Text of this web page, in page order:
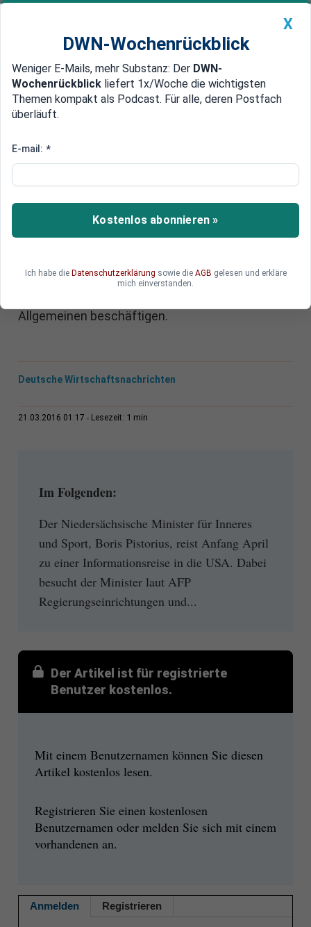
Newsticker MEIN DWN: Geldanlage Premium
Edelmetalle DWN-Magazin China
Besuch bei FBI und Facebook
Überwachung: Niedersachsen
will von US-Geheimdiensten
lernen
Der niedersächsische Minister Boris Pistorius
antreten. Bei verschiedenen Unternehmen und
Einrichtungen will er sich mit den Themen Cyber
Allgemeinen beschäftigen.
Deutsche Wirtschaftsnachrichten
21.03.2016 01:17 Lesezeit: 1 min
Im Folgenden:
Der Niedersächsische Minister für Inneres
und Sport, Boris Pistorius, reist Anfang April
zu einer Informationsreise in die USA. Dabei
besucht der Minister laut AFP
Regierungseinrichtungen und...
Der Artikel ist für registrierte
Benutzer kostenlos.
Mit einem Benutzernamen können Sie diesen
Artikel kostenlos lesen.
Registrieren Sie einen kostenlosen
Benutzernamen oder melden Sie sich mit einem
vorhandenen an.
Anmelden Registrieren
X
DWN-Wochenrückblick
Weniger E-Mails, mehr Substanz: Der DWN-
Wochenrückblick liefert 1x/Woche die wichtigsten
Themen kompakt als Podcast. Für alle, deren Postfach
überläuft.
E-mail: *
Kostenlos abonnieren »
Ich habe die Datenschutzerklärung sowie die AGB gelesen und erkläre
mich einverstanden.